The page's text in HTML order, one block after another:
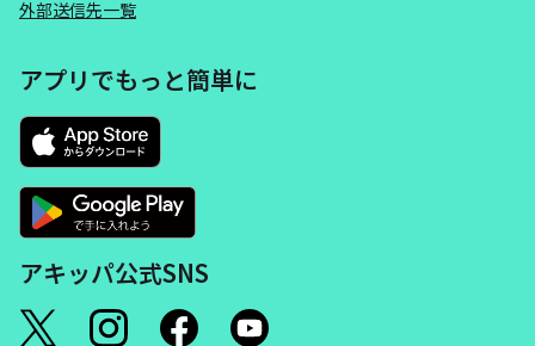
外部送信先一覧
アプリでもっと簡単に
アキッパ公式SNS